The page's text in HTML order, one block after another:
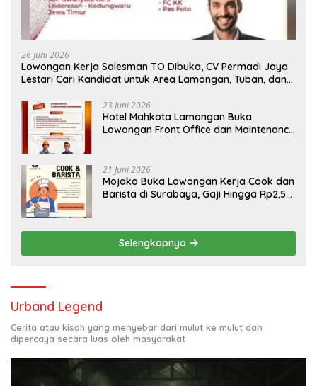
26 Juni 2026
Lowongan Kerja Salesman TO Dibuka, CV Permadi Jaya
Lestari Cari Kandidat untuk Area Lamongan, Tuban, dan
23 Juni 2026
Hotel Mahkota Lamongan Buka
Lowongan Front Office dan Maintenance
21 Juni 2026
Mojako Buka Lowongan Kerja Cook dan
Barista di Surabaya, Gaji Hingga Rp2,5
Selengkapnya
Urband Legend
Cerita atau kisah yang menyebar dari mulut ke mulut dan
dipercaya secara luas oleh masyarakat